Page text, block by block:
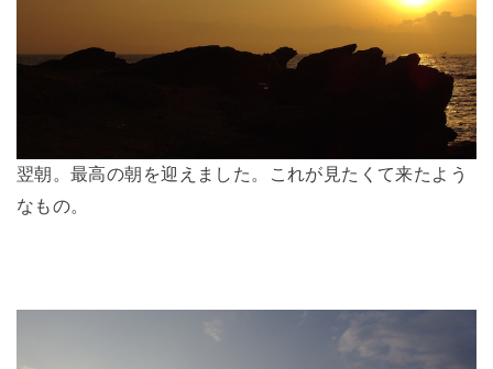
翌朝。最高の朝を迎えました。これが見たくて来たよう
なもの。